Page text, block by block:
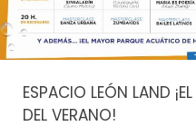
ESPACIO LEÓN LAND
DEL VERANO!